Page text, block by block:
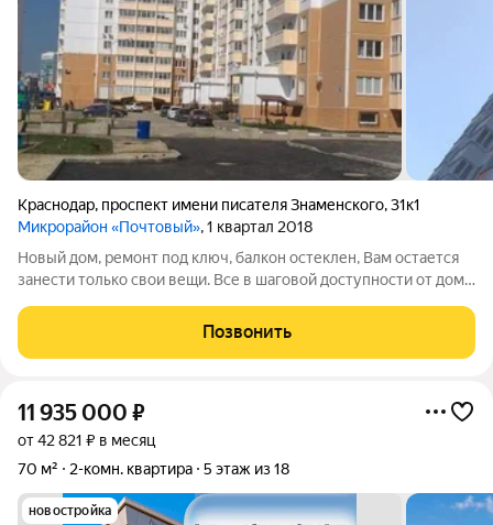
Краснодар, проспект имени писателя Знаменского,31к1
Микрорайон «Почтовый», 1 квартал 2018
Новый дом, ремонт под ключ, балкон остеклен, Вам остается
занести только свои вещи. Все в шаговой доступности от дома.
рассмотрим любую форму оплаты. ( указываем полную
стоимость квартиры ) Цена
Позвонить
11 935 000 ₽
от 42 821 ₽ в месяц
70 м²
2-комн. квартира 5 этаж из 18
новостройка